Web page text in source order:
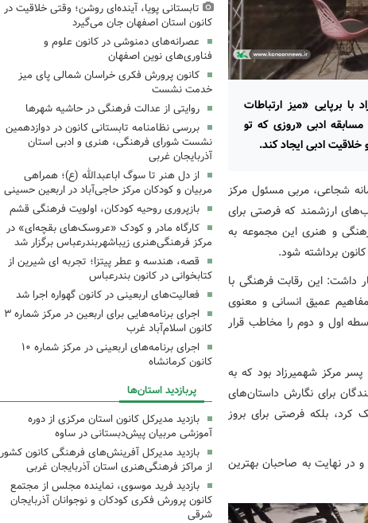
برپایی «میز ارتباطات
ادبی «روزی که تو
ادبی ایجاد کند.
شجاعی، مربی مسئول مرکز
ارزشمند که فرصتی برای
و هنری این مجموعه به
برداشته شود.
داشت: این رقابت فرهنگی با
عمیق انسانی و معنوی
اول و دوم را مخاطب قرار
مرکز شهمیرزاد بود که به
برای نگارش داستان‌های
کرد، بلکه فرصتی برای بروز
در نهایت به صاحبان بهترین
تابستانی پویا، آینده‌ای روشن؛ وقتی خلاقیت در
کانون استان اصفهان جان می‌گیرد
عصرانه‌های دمنوشی در کانون علوم و
فناوری‌های نوین اصفهان
کانون پرورش فکری خراسان شمالی پای میز
خدمت نشست
روایتی از عدالت فرهنگی در حاشیه شهرها
بررسی نظامنامه تابستانی کانون در دوازدهمین
نشست شورای فرهنگی، هنری و ادبی استان
آذربایجان غربی
از دل هنر تا سوگ اباعبدالله (ع)؛ همراهی
مربیان و کودکان مرکز حاجی‌آباد در اربعین حسینی
بازپروری روحیه کودکان، اولویت فرهنگی قشم
کارگاه مادر و کودک «عروسک‌های بقچه‌ای» در
مرکز فرهنگی‌هنری زیباشهربندرعباس برگزار شد
قصه، هندسه و عطر پیتزا؛ تجربه ای شیرین از
کتابخوانی در کانون بندرعباس
فعالیت‌های اربعینی در کانون گهواره اجرا شد
اجرای برنامه‌هایی برای اربعین در مرکز شماره ۳
کانون اسلام‌آباد غرب
اجرای برنامه‌های اربعینی در مرکز شماره ۱۰
کانون کرمانشاه
پربازدید استان‌ها
بازدید مدیرکل کانون استان مرکزی از دوره
آموزشی مربیان پیش‌دبستانی در ساوه
بازدید مدیرکل آفرینش‌های فرهنگی کانون کشور
از مراکز فرهنگی‌هنری استان آذربایجان غربی
بازدید فرید موسوی، نماینده مجلس از مجتمع
کانون پرورش فکری کودکان و نوجوانان آذربایجان
شرقی